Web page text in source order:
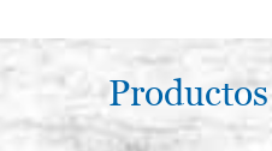
€ 3,90
Gema de ojo de tigre tamaño
14x10 mm ovalado